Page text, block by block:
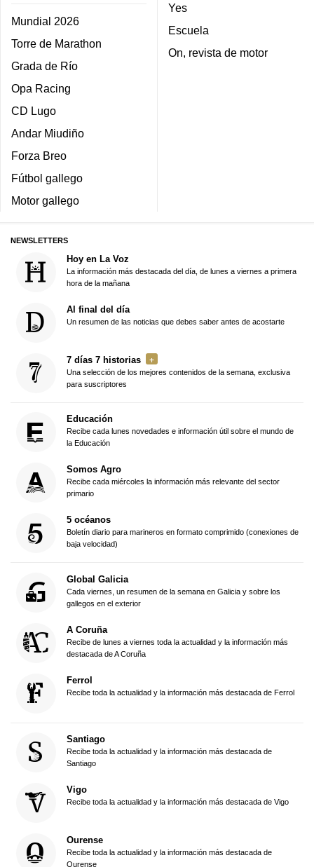
Mundial 2026
Torre de Marathon
Grada de Río
Opa Racing
CD Lugo
Andar Miudiño
Forza Breo
Fútbol gallego
Motor gallego
Yes
Escuela
On, revista de motor
NEWSLETTERS
Hoy en La Voz
La información más destacada del día, de lunes a viernes a primera
hora de la mañana
Al final del día
Un resumen de las noticias que debes saber antes de acostarte
7 días 7 historias
Una selección de los mejores contenidos de la semana, exclusiva
para suscriptores
Educación
Recibe cada lunes novedades e información útil sobre el mundo de
la Educación
Somos Agro
Recibe cada miércoles la información más relevante del sector
primario
5 océanos
Boletín diario para marineros en formato comprimido (conexiones de
baja velocidad)
Global Galicia
Cada viernes, un resumen de la semana en Galicia y sobre los
gallegos en el exterior
A Coruña
Recibe de lunes a viernes toda la actualidad y la información más
destacada de A Coruña
Ferrol
Recibe toda la actualidad y la información más destacada de Ferrol
Santiago
Recibe toda la actualidad y la información más destacada de
Santiago
Vigo
Recibe toda la actualidad y la información más destacada de Vigo
Ourense
Recibe toda la actualidad y la información más destacada de
Ourense